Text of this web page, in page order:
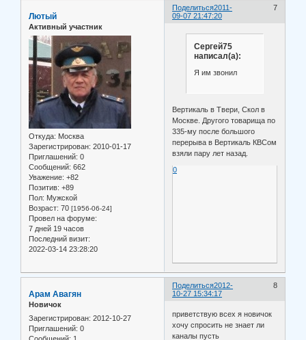
Поделиться 7
2011-
09-07 21:47:20
Лютый
Активный участник
Откуда: Москва
Зарегистрирован: 2010-01-17
Приглашений: 0
Сообщений: 662
Уважение: +82
Позитив: +89
Пол: Мужской
Возраст: 70 [1956-06-24]
Провел на форуме:
7 дней 19 часов
Последний визит:
2022-03-14 23:28:20
Сергей75
написал(а):
Я им звонил
Вертикаль в Твери, Скол в
Москве. Другого товарища по
335-му после большого
перерыва в Вертикаль КВСом
взяли пару лет назад.
0
Поделиться 8
2012-
10-27 15:34:17
Арам Авагян
Новичок
Зарегистрирован: 2012-10-27
Приглашений: 0
приветствую всех я новичок
хочу спросить не знает ли
каналы пусть